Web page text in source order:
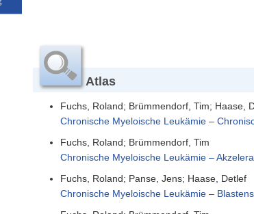
Atlas
Fuchs, Roland; Brümmendorf, Tim; Haase,
Chronische Myeloische Leukämie –
Fuchs, Roland; Brümmendorf, Tim
Chronische Myeloische Leukämie –
Fuchs, Roland; Panse, Jens; Haase, Detlef
Chronische Myeloische Leukämie –